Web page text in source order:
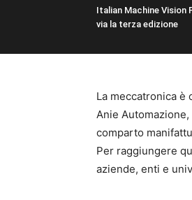
Italian Machine Vision
via la terza edizione
La meccatronica è
Anie
comparto
Per raggiungere
aziende, enti e